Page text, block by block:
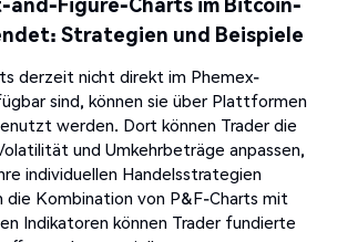
Strategien und Beispiele
derzeit nicht direkt im Phemex-
sind, können sie über Plattformen
werden. Dort können Trader die
und Umkehrbeträge anpassen,
individuellen Handelsstrategien
die Kombination von P&F-Charts mit
Indikatoren können Trader fundierte